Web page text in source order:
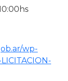
wp-